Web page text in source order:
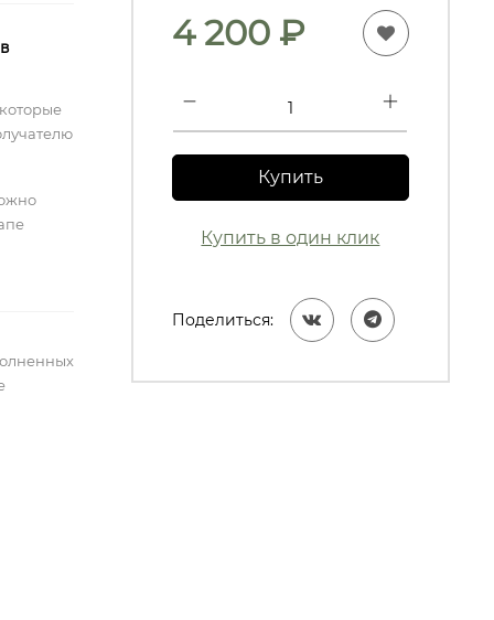
4 200₽
Купить
Купить в один клик
Поделиться: